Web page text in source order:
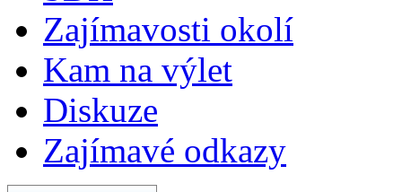
Zajímavosti okolí
Kam na výlet
Diskuze
Zajímavé odkazy